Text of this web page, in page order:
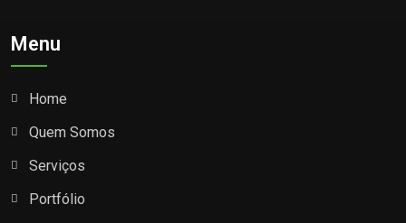
Menu
Home
Quem Somos
Serviços
Portfólio